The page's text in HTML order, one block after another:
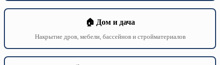
🏠 Дом и дача
Накрытие дров, мебели, бассейнов и стройматериалов